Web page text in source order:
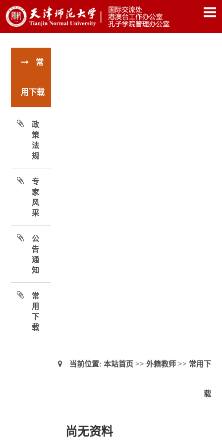
常
用下载
政
策
法
规
专
家
风
采
公
告
通
知
常
用
下
载
当前位置: 本站首页 >> 外籍教师>> 常用下
载
尚无资料